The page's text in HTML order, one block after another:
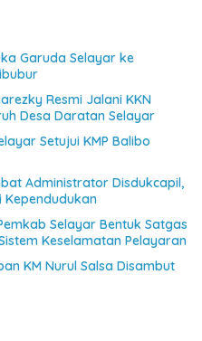
Garuda Selayar ke
Resmi Jalani KKN
Desa Daratan Selayar
Setujui KMP Balibo
Administrator Disdukcapil,
Kependudukan
Selayar Bentuk Satgas
Keselamatan Pelayaran
KM Nurul Salsa Disambut